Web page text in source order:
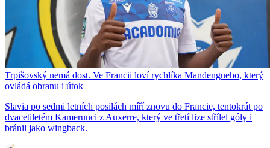
Trpišovský nemá dost. Ve Francii loví rychlíka Mandengueho, který
ovládá obranu i útok
Slavia po sedmi letních posilách míří znovu do Francie, tentokrát po
dvacetiletém Kamerunci z Auxerre, který ve třetí lize střílel góly i
bránil jako wingback.